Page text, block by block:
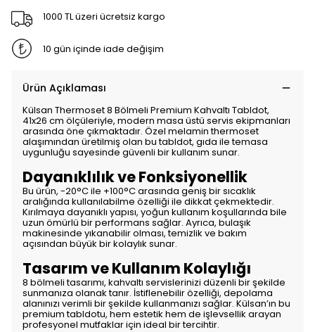
1000 TL üzeri ücretsiz kargo
10 gün içinde iade değişim
Ürün Açıklaması
Külsan Thermoset 8 Bölmeli Premium Kahvaltı Tabldot,
41x26 cm ölçüleriyle, modern masa üstü servis ekipmanları
arasında öne çıkmaktadır. Özel melamin thermoset
alaşımından üretilmiş olan bu tabldot, gıda ile temasa
uygunluğu sayesinde güvenli bir kullanım sunar.
Dayanıklılık ve Fonksiyonellik
Bu ürün, -20°C ile +100°C arasında geniş bir sıcaklık
aralığında kullanılabilme özelliği ile dikkat çekmektedir.
Kırılmaya dayanıklı yapısı, yoğun kullanım koşullarında bile
uzun ömürlü bir performans sağlar. Ayrıca, bulaşık
makinesinde yıkanabilir olması, temizlik ve bakım
açısından büyük bir kolaylık sunar.
Tasarım ve Kullanım Kolaylığı
8 bölmeli tasarımı, kahvaltı servislerinizi düzenli bir şekilde
sunmanıza olanak tanır. İstiflenebilir özelliği, depolama
alanınızı verimli bir şekilde kullanmanızı sağlar. Külsan’ın bu
premium tabldotu, hem estetik hem de işlevsellik arayan
profesyonel mutfaklar için ideal bir tercihtir.